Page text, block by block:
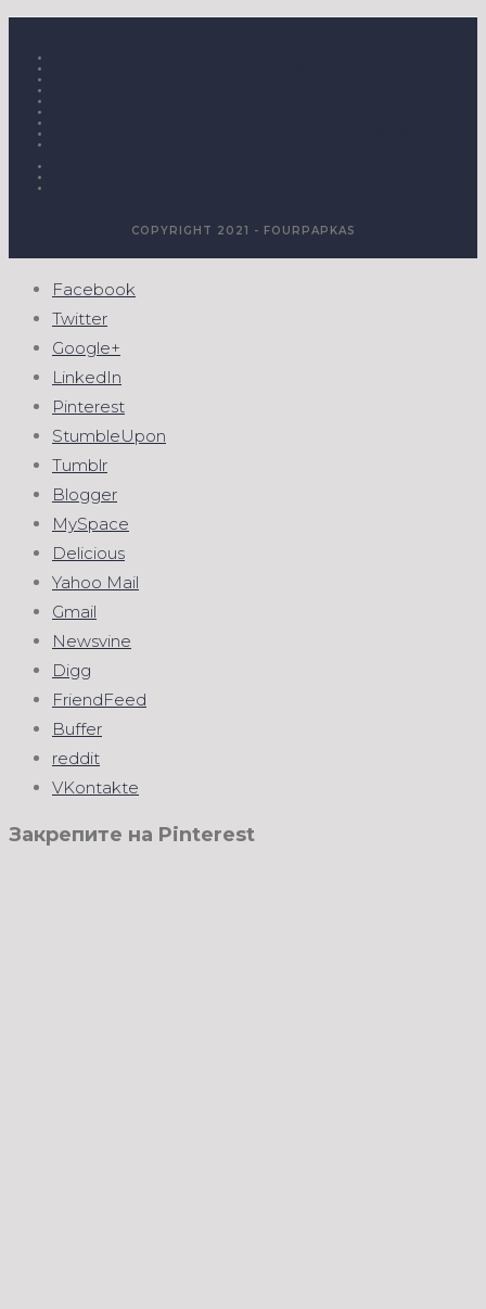
COPYRIGHT 2021 - FOURPAPKAS
Facebook
Twitter
Google+
LinkedIn
Pinterest
StumbleUpon
Tumblr
Blogger
MySpace
Delicious
Yahoo Mail
Gmail
Newsvine
Digg
FriendFeed
Buffer
reddit
VKontakte
Закрепите на Pinterest